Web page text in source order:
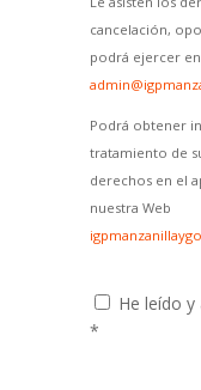
cancelación,
podrá ejercer
Podrá obtener
tratamiento de
derechos en el
nuestra Web
He leído
*